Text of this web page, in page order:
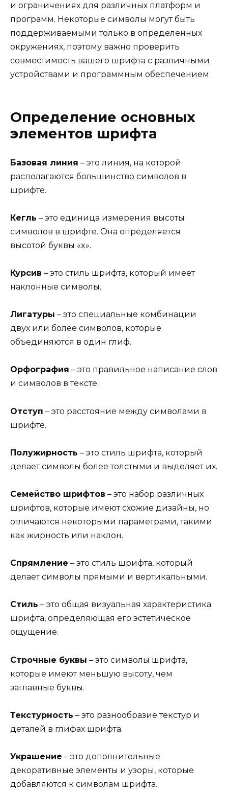
и ограничениях для различных платформ и
программ. Некоторые символы могут быть
поддерживаемыми только в определенных
окружениях, поэтому важно проверить
совместимость вашего шрифта с различными
устройствами и программным обеспечением.
Определение основных
элементов шрифта
Базовая линия – это линия, на которой
располагаются большинство символов в
шрифте.
Кегль – это единица измерения высоты
символов в шрифте. Она определяется
высотой буквы «x».
Курсив – это стиль шрифта, который имеет
наклонные символы.
Лигатуры – это специальные комбинации
двух или более символов, которые
объединяются в один глиф.
Орфография – это правильное написание слов
и символов в тексте.
Отступ – это расстояние между символами в
шрифте.
Полужирность – это стиль шрифта, который
делает символы более толстыми и выделяет их.
Семейство шрифтов – это набор различных
шрифтов, которые имеют схожие дизайны, но
отличаются некоторыми параметрами, такими
как жирность или наклон.
Спрямление – это стиль шрифта, который
делает символы прямыми и вертикальными.
Стиль – это общая визуальная характеристика
шрифта, определяющая его эстетическое
ощущение.
Строчные буквы – это символы шрифта,
которые имеют меньшую высоту, чем
заглавные буквы.
Текстурность – это разнообразие текстур и
деталей в глифах шрифта.
Украшение – это дополнительные
декоративные элементы и узоры, которые
добавляются к символам шрифта.